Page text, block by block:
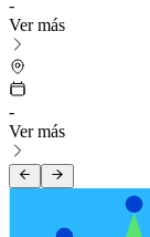
-
Ver más
-
Ver más